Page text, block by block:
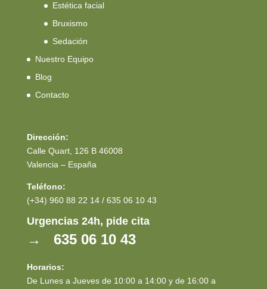
Estética facial
Bruxismo
Sedación
Nuestro Equipo
Blog
Contacto
Dirección:
Calle Quart, 126 B 46008
Valencia – España
Teléfono:
(+34) 960 88 22 14 / 635 06 10 43
Urgencias 24h, pide cita
→ 635 06 10 43
Horarios:
De Lunes a Jueves de 10:00 a 14:00 y de 16:00 a